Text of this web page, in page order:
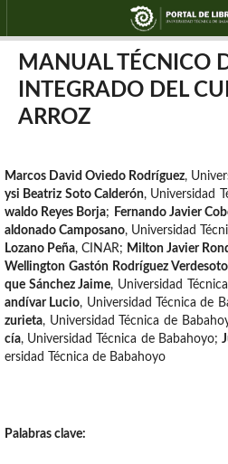
MANUAL TÉCNICO
INTEGRADO DEL
ARROZ
Marcos David Oviedo Rodríguez,
ysi Beatriz Soto Calderón, Universidad
waldo Reyes Borja; Fernando Javier
aldonado Camposano, Universidad
Lozano Peña, CINAR; Milton Javier
Wellington Gastón Rodríguez Verdesoto
que Sánchez Jaime, Universidad
andívar Lucio, Universidad Técnica de
zurieta, Universidad Técnica de
cía, Universidad Técnica de Babahoyo;
ersidad Técnica de Babahoyo
Palabras clave: